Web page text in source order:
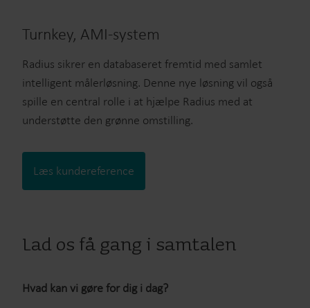
Turnkey, AMI-system
Radius sikrer en databaseret fremtid med samlet
intelligent målerløsning. Denne nye løsning vil også
spille en central rolle i at hjælpe Radius med at
understøtte den grønne omstilling.
Læs kundereference
Lad os få gang i samtalen
Hvad kan vi gøre for dig i dag?